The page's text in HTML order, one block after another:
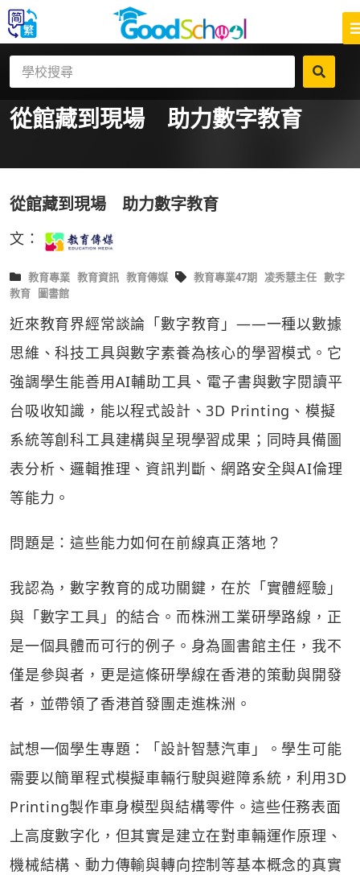
從館藏到現場 助力數字教育
從館藏到現場 助力數字教育
文：
教育專業 教育資訊 教育傳媒 教育專業47期 凌秀慧主任 數字
教育 圖書館
近來教育界經常談論「數字教育」——一種以數據
思維、科技工具與數字素養為核心的學習模式。它
強調學生能善用AI輔助工具、電子書與數字閱讀平
台吸收知識，能以程式設計、3D Printing、模擬
系統等創科工具建構與呈現學習成果；同時具備圖
表分析、邏輯推理、資訊判斷、網路安全與AI倫理
等能力。
問題是：這些能力如何在前線真正落地？
我認為，數字教育的成功關鍵，在於「實體經驗」
與「數字工具」的結合。而株洲工業研學路線，正
是一個具體而可行的例子。身為圖書館主任，我不
僅是參與者，更是這條研學線在香港的策動與開發
者，並帶領了香港首發團走進株洲。
試想一個學生專題：「設計智慧汽車」。學生可能
需要以簡單程式模擬車輛行駛與避障系統，利用3D
Printing製作車身模型與結構零件。這些任務表面
上高度數字化，但其實是建立在對車輛運作原理、
機械結構、動力傳輸與轉向控制等基本概念的真實